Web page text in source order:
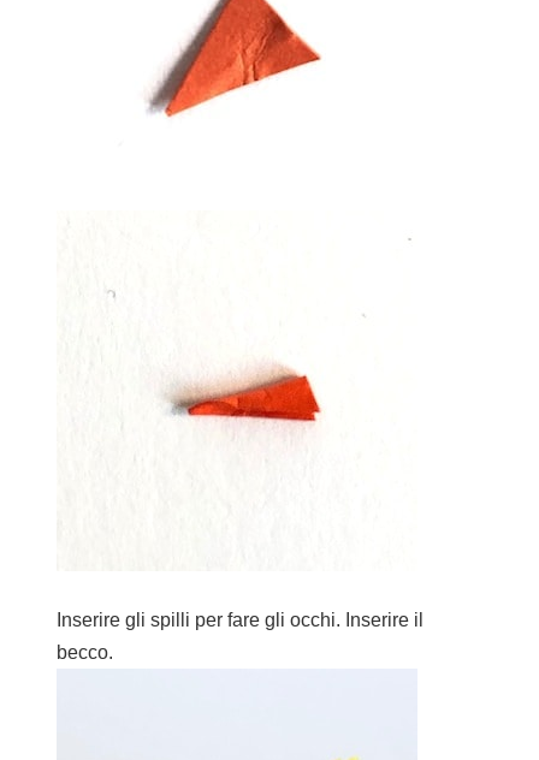
Inserire gli spilli per fare gli occhi. Inserire il
becco.